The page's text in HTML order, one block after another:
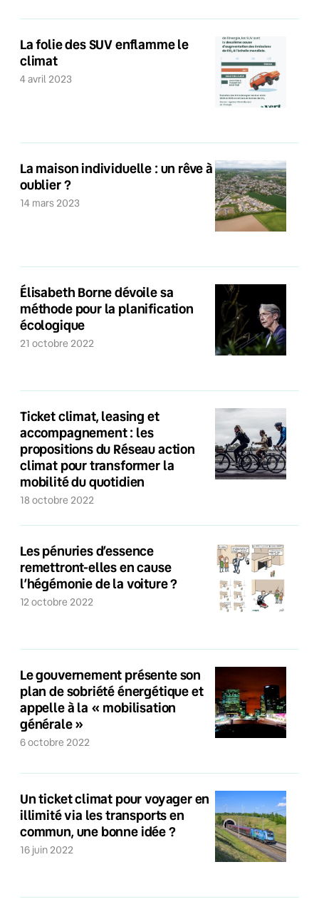
La folie des SUV enflamme le
climat
4 avril 2023
La maison individuelle : un rêve à
oublier ?
14 mars 2023
Élisabeth Borne dévoile sa
méthode pour la planification
écologique
21 octobre 2022
Ticket climat, leasing et
accompagnement : les
propositions du Réseau action
climat pour transformer la
mobilité du quotidien
18 octobre 2022
Les pénuries d’essence
remettront-elles en cause
l’hégémonie de la voiture ?
12 octobre 2022
Le gouvernement présente son
plan de sobriété énergétique et
appelle à la « mobilisation
générale »
6 octobre 2022
Un ticket climat pour voyager en
illimité via les transports en
commun, une bonne idée ?
16 juin 2022